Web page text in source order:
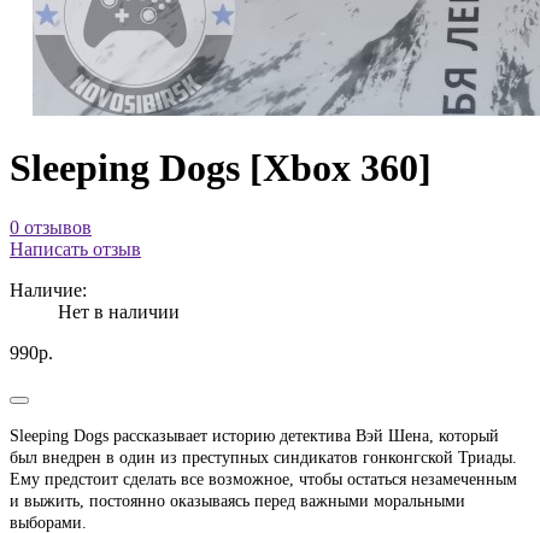
Sleeping Dogs [Xbox 360]
0 отзывов
Написать отзыв
Наличие:
Нет в наличии
990р.
Sleeping Dogs рассказывает историю детектива Вэй Шена, который
был внедрен в один из преступных синдикатов гонконгской Триады.
Ему предстоит сделать все возможное, чтобы остаться незамеченным
и выжить, постоянно оказываясь перед важными моральными
выборами.